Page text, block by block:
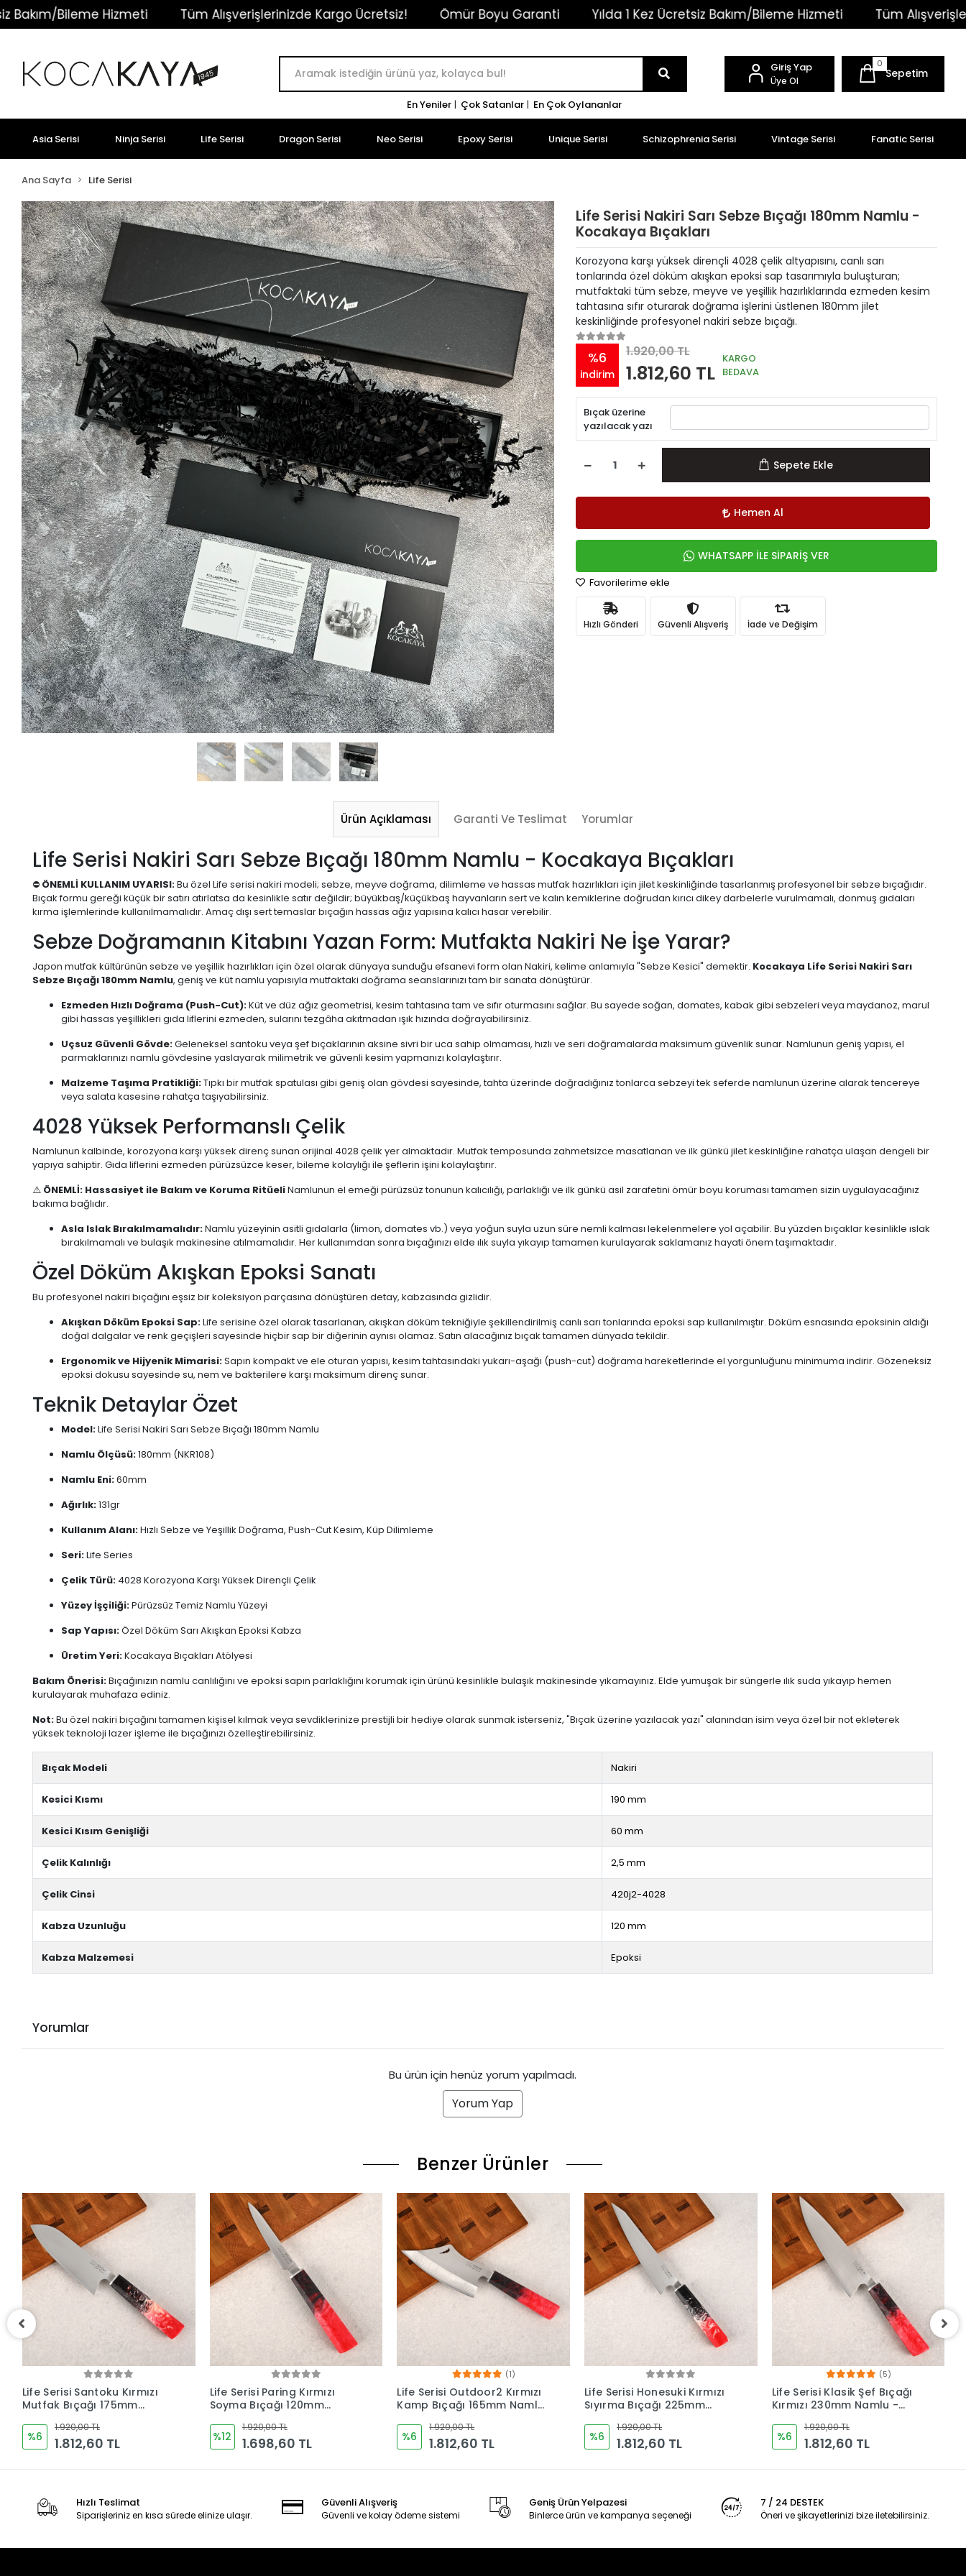
Hizmeti Tüm Alışverişlerinizde Kargo Ücretsiz! Ömür Boyu Garanti Yılda 1 Kez Ücretsiz Bakım/Bileme Hizmeti Tüm Alışverişlerinizde
En Yeniler | Çok Satanlar | En Çok Oylananlar
Giriş Yap
Üye Ol
0
Sepetim
Asia Serisi Ninja Serisi Life Serisi Dragon Serisi Neo Serisi Epoxy Serisi Unique Serisi Schizophrenia Serisi Vintage Serisi Fanatic Serisi
Ana Sayfa Life Serisi
Life Serisi Nakiri Sarı Sebze Bıçağı 180mm Namlu -
Kocakaya Bıçakları
Korozyona karşı yüksek dirençli 4028 çelik altyapısını, canlı sarı
tonlarında özel döküm akışkan epoksi sap tasarımıyla buluşturan;
mutfaktaki tüm sebze, meyve ve yeşillik hazırlıklarında ezmeden kesim
tahtasına sıfır oturarak doğrama işlerini üstlenen 180mm jilet
keskinliğinde profesyonel nakiri sebze bıçağı.
%6
indirim
1.920,00 TL
1.812,60 TL
KARGO
BEDAVA
Bıçak üzerine
yazılacak yazı
Sepete Ekle
Hemen Al
WHATSAPP İLE SİPARİŞ VER
Favorilerime ekle
Hızlı Gönderi Güvenli Alışveriş İade ve Değişim
Ürün Açıklaması Garanti Ve Teslimat Yorumlar
Life Serisi Nakiri Sarı Sebze Bıçağı 180mm Namlu - Kocakaya Bıçakları
⛔ ÖNEMLİ KULLANIM UYARISI:Bu özel Life serisi nakiri modeli; sebze, meyve doğrama, dilimleme ve hassas mutfak hazırlıkları için jilet keskinliğinde tasarlanmış profesyonel bir sebze bıçağıdır.
Bıçak formu gereği küçük bir satırı atırlatsa da kesinlikle satır değildir; büyükbaş/küçükbaş hayvanların sert ve kalın kemiklerine doğrudan kırıcı dikey darbelerle vurulmamalı, donmuş gıdaları
kırma işlemlerinde kullanılmamalıdır. Amaç dışı sert temaslar bıçağın hassas ağız yapısına kalıcı hasar verebilir.
Sebze Doğramanın Kitabını Yazan Form: Mutfakta Nakiri Ne İşe Yarar?
Japon mutfak kültürünün sebze ve yeşillik hazırlıkları için özel olarak dünyaya sunduğu efsanevi form olan Nakiri, kelime anlamıyla "Sebze Kesici" demektir. Kocakaya Life Serisi Nakiri Sarı
Sebze Bıçağı 180mm Namlu, geniş ve küt namlu yapısıyla mutfaktaki doğrama seanslarınızı tam bir sanata dönüştürür.
Ezmeden Hızlı Doğrama (Push-Cut):Küt ve düz ağız geometrisi, kesim tahtasına tam ve sıfır oturmasını sağlar. Bu sayede soğan, domates, kabak gibi sebzeleri veya maydanoz, marul
gibi hassas yeşillikleri gıda liflerini ezmeden, sularını tezgâha akıtmadan ışık hızında doğrayabilirsiniz.
Uçsuz Güvenli Gövde:Geleneksel santoku veya şef bıçaklarının aksine sivri bir uca sahip olmaması, hızlı ve seri doğramalarda maksimum güvenlik sunar. Namlunun geniş yapısı, el
parmaklarınızı namlu gövdesine yaslayarak milimetrik ve güvenli kesim yapmanızı kolaylaştırır.
Malzeme Taşıma Pratikliği:Tıpkı bir mutfak spatulası gibi geniş olan gövdesi sayesinde, tahta üzerinde doğradığınız tonlarca sebzeyi tek seferde namlunun üzerine alarak tencereye
veya salata kasesine rahatça taşıyabilirsiniz.
4028 Yüksek Performanslı Çelik
Namlunun kalbinde, korozyona karşı yüksek direnç sunan orijinal 4028 çelik yer almaktadır. Mutfak temposunda zahmetsizce masatlanan ve ilk günkü jilet keskinliğine rahatça ulaşan dengeli bir
yapıya sahiptir. Gıda liflerini ezmeden pürüzsüzce keser, bileme kolaylığı ile şeflerin işini kolaylaştırır.
⚠️ ÖNEMLİ: Hassasiyet ile Bakım ve Koruma RitüeliNamlunun el emeği pürüzsüz tonunun kalıcılığı, parlaklığı ve ilk günkü asil zarafetini ömür boyu koruması tamamen sizin uygulayacağınız
bakıma bağlıdır.
Asla Islak Bırakılmamalıdır:Namlu yüzeyinin asitli gıdalarla (limon, domates vb.) veya yoğun suyla uzun süre nemli kalması lekelenmelere yol açabilir. Bu yüzden bıçaklar kesinlikle ıslak
bırakılmamalı ve bulaşık makinesine atılmamalıdır. Her kullanımdan sonra bıçağınızı elde ılık suyla yıkayıp tamamen kurulayarak saklamanız hayati önem taşımaktadır.
Özel Döküm Akışkan Epoksi Sanatı
Bu profesyonel nakiri bıçağını eşsiz bir koleksiyon parçasına dönüştüren detay, kabzasında gizlidir.
Akışkan Döküm Epoksi Sap:Life serisine özel olarak tasarlanan, akışkan döküm tekniğiyle şekillendirilmiş canlı sarı tonlarında epoksi sap kullanılmıştır. Döküm esnasında epoksinin aldığı
doğal dalgalar ve renk geçişleri sayesinde hiçbir sap bir diğerinin aynısı olamaz. Satın alacağınız bıçak tamamen dünyada tekildir.
Ergonomik ve Hijyenik Mimarisi:Sapın kompakt ve ele oturan yapısı, kesim tahtasındaki yukarı-aşağı (push-cut) doğrama hareketlerinde el yorgunluğunu minimuma indirir. Gözeneksiz
epoksi dokusu sayesinde su, nem ve bakterilere karşı maksimum direnç sunar.
Teknik Detaylar Özet
Model:Life Serisi Nakiri Sarı Sebze Bıçağı 180mm Namlu
Namlu Ölçüsü:180mm (NKR108)
Namlu Eni:60mm
Ağırlık:131gr
Kullanım Alanı:Hızlı Sebze ve Yeşillik Doğrama, Push-Cut Kesim, Küp Dilimleme
Seri:Life Series
Çelik Türü: 4028 Korozyona Karşı Yüksek Dirençli Çelik
Yüzey İşçiliği:Pürüzsüz Temiz Namlu Yüzeyi
Sap Yapısı:Özel Döküm Sarı Akışkan Epoksi Kabza
Üretim Yeri:Kocakaya Bıçakları Atölyesi
Bakım Önerisi:Bıçağınızın namlu canlılığını ve epoksi sapın parlaklığını korumak için ürünü kesinlikle bulaşık makinesinde yıkamayınız. Elde yumuşak bir süngerle ılık suda yıkayıp hemen
kurulayarak muhafaza ediniz.
Not:Bu özel nakiri bıçağını tamamen kişisel kılmak veya sevdiklerinize prestijli bir hediye olarak sunmak isterseniz, "Bıçak üzerine yazılacak yazı" alanından isim veya özel bir not ekleterek
yüksek teknoloji lazer işleme ile bıçağınızı özelleştirebilirsiniz.
Bıçak Modeli Nakiri
Kesici Kısmı 190 mm
Kesici Kısım Genişliği 60 mm
Çelik Kalınlığı 2,5 mm
Çelik Cinsi 420j2-4028
Kabza Uzunluğu 120 mm
Kabza Malzemesi Epoksi
Yorumlar
Bu ürün için henüz yorum yapılmadı.
Yorum Yap
Benzer Ürünler
Life Serisi Paring Kırmızı
Soyma Bıçağı 120mm
Bıçakları
%12
1.920,00 TL
1.698,60 TL
(1)
Life Serisi Outdoor2 Kırmızı
Kamp Bıçağı 165mm Namlu
%6
1.920,00 TL
1.812,60 TL
Life Serisi Honesuki Kırmızı
Sıyırma Bıçağı 225mm
Bıçakları
%6
1.920,00 TL
1.812,60 TL
(5)
Life Serisi Klasik Şef Bıçağı
Kırmızı 230mm Namlu -
%6
1.920,00 TL
1.812,60 TL
(1)
Life Serisi Small Chef Kırmızı
Mutfak Bıçağı 165mm
Bıçakları
%6
1.920,00 TL
1.812,60 TL
Hızlı Teslimat
Siparişleriniz en kısa sürede elinize ulaşır.
Güvenli Alışveriş
Güvenli ve kolay ödeme sistemi
Geniş Ürün Yelpazesi
Binlerce ürün ve kampanya seçeneği
7 / 24 DESTEK
Öneri ve şikayetlerinizi bize iletebilirsiniz.